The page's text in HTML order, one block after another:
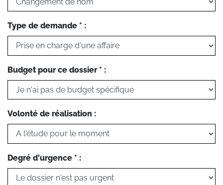
Type de demande * :
Budget pour ce dossier * :
Volonté de réalisation :
Degré d'urgence * :